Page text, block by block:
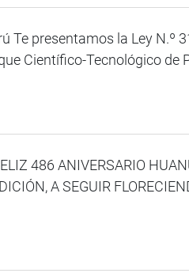
Te presentamos la Ley N.º
Científico-Tecnológico de
486 ANIVERSARIO
A SEGUIR